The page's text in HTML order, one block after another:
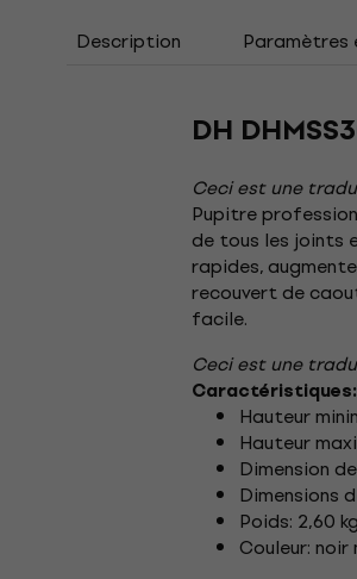
Description
DH
Ceci est une
Pupitre
de tous les joints
rapides,
recouvert de
facile.
Ceci est une
Caractéristiques:
Hauteur
Hauteur
Dimension
Dimensions
Poids: 2,60 kg
Couleur: